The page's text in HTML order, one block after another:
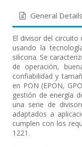
General Details
El divisor del circuito
usando la
silicona. Se
de operación,
confiabilidad y
en PON (EPON,
gestión de energía
una serie de
adaptados a
cumplen con los
1221.